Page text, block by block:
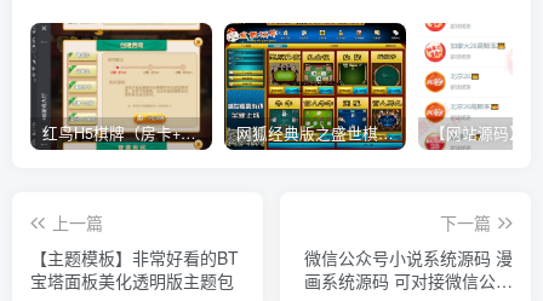
红鸟H5棋牌（房卡+金币）全套双模式游戏源码 网狐经典版之盛世棋牌完整游戏源码（包含文档、架设教程、网站、源代码等）
上一篇
【主题模板】非常好看的BT
宝塔面板美化透明版主题包
下一篇
微信公众号小说系统源码 漫
画系统源码 可对接微信公众